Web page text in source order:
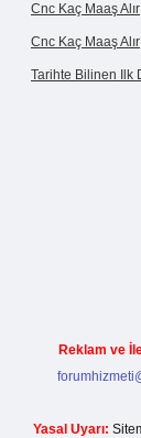
Cnc Kaç Maaş Alır
Cnc Kaç Maaş Alır
Tarihte Bilinen Ilk
Reklam ve
Yasal Uyarı: